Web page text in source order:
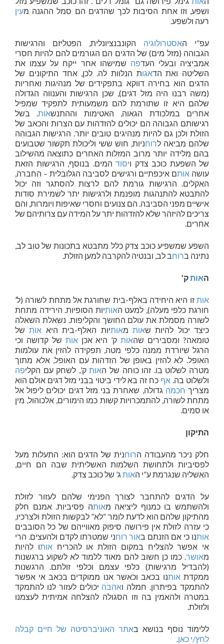
ושפע, וזו אחת הסיבות לכך שהדגים הם סמל ההגנה מעין
רעה ולשפע.
עפ”י האסטרולוגיה הקונבנציונלית, הפטליזם והרגישות
הגבוהה (מזל מים) של הדגים הם הגורמים להם להיות חסרי
אמביציה ובעלי העדפה שמישהו אחר ייקח על עצמו את
השליטה ואת הדאגות הנלוות לה. לכן, אחד התיקונים של
הדגים הוא בחירה דווקא בתפקידים של מנהיגות ואחריות
(משה רבנו היה מזל דגים), שכן הרגישות והענווה הגדולה
שלהם היא זו שתורמת להם משמעותית לתפקיד שמפיל
אחרים במלכודת הגאוה, האטימות וההתנשאות. בשל
רגישותם הגבוהה הם יכולים להזדהות עם הצרות והכאב של
הזולת ולכן גם להיות מנהיגים טובים יותר. הרגישות הגבוהה
שלהם מביאה לרוחניות, חוש ששי וליכולת תקשור שטבועים
בהם מלידה יותר מרוב המזלות האחרים כתוצאה מהשילוב
של השפעת כוכב צדק ויסוד המים. בנוסף, הרגישות הזאת
עושהאותם איכפתיים ורגישים לסביבה הגלובלית – החברה,
האקלים. הרגישות גורמת להם לרצות להסתגר וזה יכול
להתבטא להתנהגות מופנמת ולרגישות יתר לשמירת סודות
אישיים מפני הסביבה. הם צנועים וחסרי שאיפות ויומרות, והם
צריכים להיזהר שלא להזדהות יתר על המידה עם צרותיהם של
אחרים.
השפע שמשפיע כוכב צדק כלל מתבטא בתכונות של טוב לב,
נתינה ברוחב לב, ובנטיה להקרבה למען הזולת.
האותק’
אות זו היא היחידה באלף-בית שחורגת אל מתחת לשורה (ל’
חורגת כלפי מעלה), למעט האותיות הסופיות. הירידה מתחת
לשורה מסמלת את עולם החושך והקליפות. נשאלת השאלה
כיצד יכול להיות שאות מאותיות האלף-בית היא אותשל
טומאה? ומסבירים שהאותק’ היא אכןאות של קדושה וכי
הרגל שיורדת ממנה כלפי מטה, תפקידה להזין את עולמות
האופל. לא להזין באופן של הזדהות עם האופל, אלא מתוך
מטרה לשלוט בו. זהו כוחה של האותק’, לשחק עם הקליפה
ולשלוט בה. אף כח זה בא לידי ביטוי בבני מזל דגים אולם הוא
מצריך חכמה גדולה, שאחרת בני מזל דגים יכולים ליפול אל
מתחת לשורה, להתמכרויות קשות כמו הימורים, אלכוהול, מין
או סמים.
התיקון
חלק ניכר מהעבודה הרוחנית של הדגים הוא: התעלות מעל
לפסיביות ולתחושת השלמות האשליתית שבה הם חיים,
האשליה שנגרמת ע”י האות ג’ של כוכב צדק.
על הדגים להתחבר לצורך הפנימי שלהם לעזור לזולת
ולהשתמש בו כמנוף ליציאה מאותה פסיביות. אמנם חלק
מהתיקון שלהם הוא לדעת לומר “לא” לבקשות הזולת ולצרכיו,
כי עזרה לזולת אין פירושה סיפוק מאווייהם של כל הסובבים
אותנו כי אם הזנתם באור רוחני שמטרתו לקדם ולהעצים. הרי
אי אפשר להצליח במקום הזולת או להכריחאותו להיות
מאושר. כמו כן חשוב להם מאוד ללמוד לא לשקוע ברגשנות
(להבדיל מרגישות) כלפי עצמם וכלפי זולתם. הרגשנות
ממקדתאותנו בכאב וכאשר אנו ממוקדים בכאב אי אפשר
להתמקד בפיתרון. חמלה ואהבה יכולים לעזור לנו להתמקד
במטרה ולהאמין בה וזו הסגולה להצלחה אמיתית לעצמנו
ולזולת.
ללימוד נוסף בנושא באתר האוניברסיטה של חיים קבלה
לחץ/י כאן.